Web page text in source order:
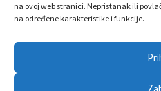
na ovoj web stranici. Nepristanak ili
na određene karakteristike i funkcije.